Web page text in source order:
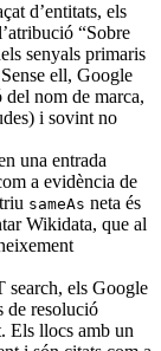
d’entitats, els
“Sobre
senyals primaris
ell, Google
del nom de marca,
i sovint no
una entrada
a evidència de
sameAs neta és
Wikidata, que al
search, els Google
de resolució
Els llocs amb un